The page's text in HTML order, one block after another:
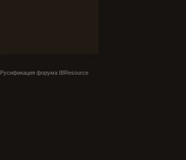
Русификация форума IBResource